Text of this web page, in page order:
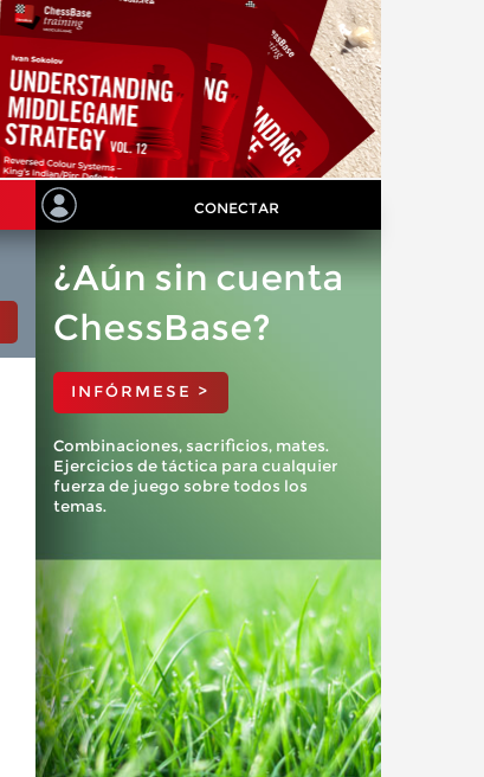
CONECTAR
¿Aún sin cuenta
ChessBase?
INFÓRMESE >
Combinaciones, sacrificios, mates.
Ejercicios de táctica para cualquier
fuerza de juego sobre todos los
temas.